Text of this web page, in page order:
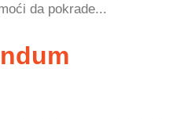
da pokrade...